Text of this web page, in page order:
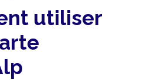
utiliser